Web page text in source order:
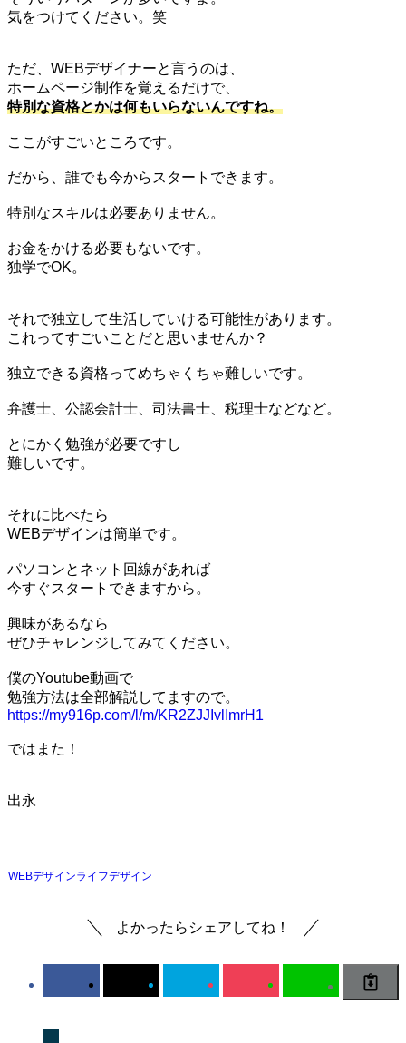
気をつけてください。笑
ただ、WEBデザイナーと言うのは、
ホームページ制作を覚えるだけで、
特別な資格とかは何もいらないんですね。
ここがすごいところです。
だから、誰でも今からスタートできます。
特別なスキルは必要ありません。
お金をかける必要もないです。
独学でOK。
それで独立して生活していける可能性があります。
これってすごいことだと思いませんか？
独立できる資格ってめちゃくちゃ難しいです。
弁護士、公認会計士、司法書士、税理士などなど。
とにかく勉強が必要ですし
難しいです。
それに比べたら
WEBデザインは簡単です。
パソコンとネット回線があれば
今すぐスタートできますから。
興味があるなら
ぜひチャレンジしてみてください。
僕のYoutube動画で
勉強方法は全部解説してますので。
https://my916p.com/l/m/KR2ZJJIvlImrH1
ではまた！
出永
WEBデザインライフデザイン
よかったらシェアしてね！